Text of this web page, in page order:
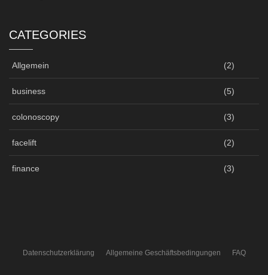
CATEGORIES
Allgemein (2)
business (5)
colonoscopy (3)
facelift (2)
finance (3)
Datenschutzerklärung Allgemeine Geschäftsbedingungen FAQ